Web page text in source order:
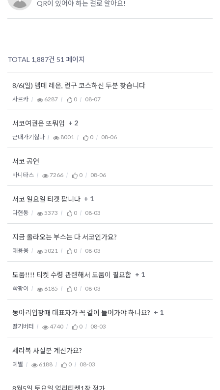
QR이 있어야 하는 걸로 알아요!
TOTAL 1,887건 51 페이지
8/6(일) 뎁데 레온, 런구 코스하신 두분 찾습니다
사르카 6287 0 08-07
서코여권은 또뭐임 + 2
군대가기싫다 8001 0 08-06
서코 공연
바니타스 7266 0 08-06
서코 일요일 티켓 팝니다 + 1
다현동 5373 0 08-03
지금 올라오는 부스는 다 서코인가요?
애용웅 5021 0 08-03
도움!!!! 티켓 수령 관련해서 도움이 필요함 + 1
빡광이 6185 0 08-03
동아리입장때 대표자가 꼭 같이 들어가야 하나요? + 1
딸기버터 4740 0 08-03
세라복 사실분 계신가요?
예별 6188 0 08-03